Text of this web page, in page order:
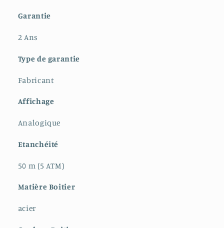
Garantie
2 Ans
Type de garantie
Fabricant
Affichage
Analogique
Etanchéité
50 m (5 ATM)
Matière Boitier
acier